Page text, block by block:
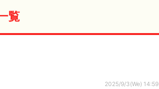
覧
2025/9/3(We) 14:59